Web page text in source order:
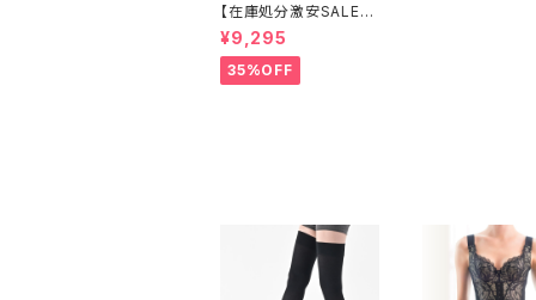
【在庫処分激安SALE】
高機能ナイトブラ（Be-f
it）
¥9,295
35%OFF